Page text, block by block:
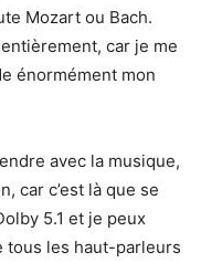
Mozart ou Bach.
car je me
énormément mon
avec la musique,
car c’est là que se
5.1 et je peux
tous les haut-parleurs